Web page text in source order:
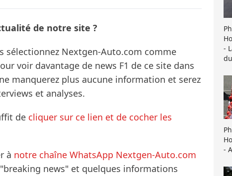
de notre site ?
sélectionnez Nextgen-Auto.com comme
voir davantage de news F1 de ce site dans
manquerez plus aucune information et serez
et analyses.
de cliquer sur ce lien et de cocher les
à notre chaîne WhatsApp Nextgen-Auto.com
news" et quelques informations
-
-